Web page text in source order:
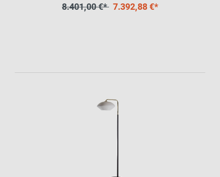
8.401,00 €* 7.392,88 €*